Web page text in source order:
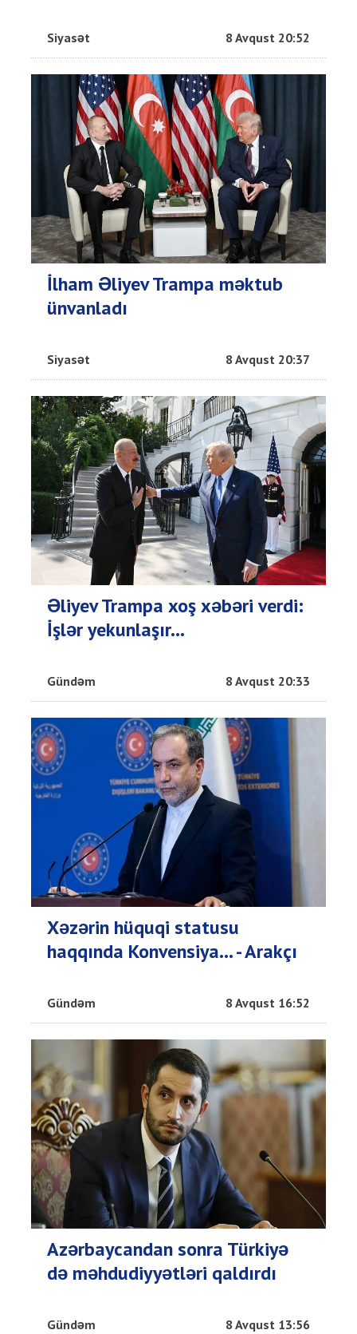
Siyasət 8 Avqust 20:52
İlham Əliyev Trampa məktub
ünvanladı
Siyasət 8 Avqust 20:37
Əliyev Trampa xoş xəbəri verdi:
İşlər yekunlaşır...
Gündəm 8 Avqust 20:33
Xəzərin hüquqi statusu
haqqında Konvensiya... - Arakçı
Gündəm 8 Avqust 16:52
Azərbaycandan sonra Türkiyə
də məhdudiyyətləri qaldırdı
Gündəm 8 Avqust 13:56